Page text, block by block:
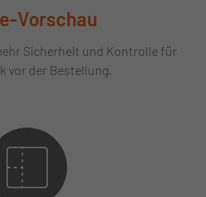
Vorschau
Sicherheit und Kontrolle für
vor der Bestellung.